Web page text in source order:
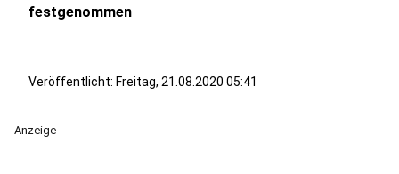
festgenommen
Veröffentlicht: Freitag, 21.08.2020 05:41
Anzeige